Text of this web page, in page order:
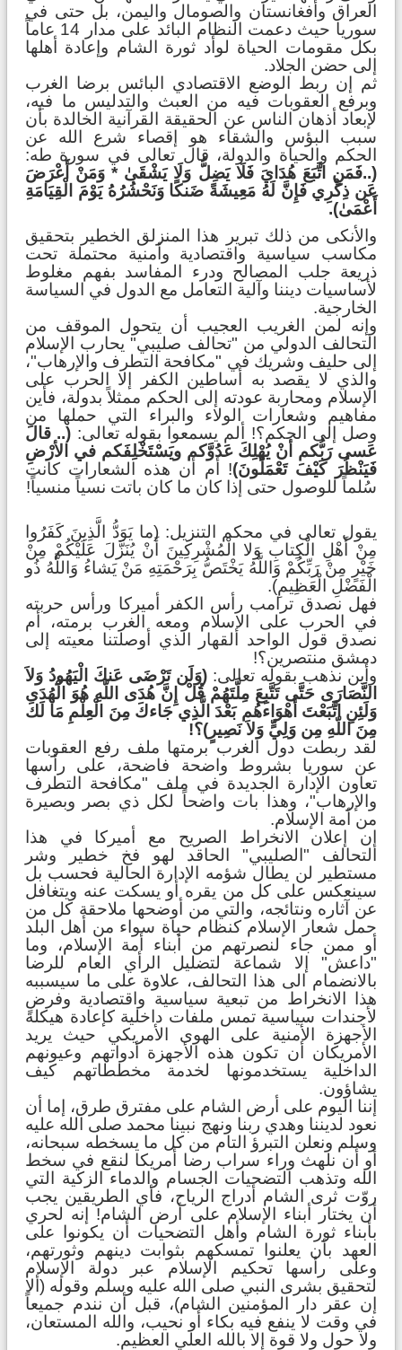
العراق وأفغانستان والصومال واليمن، بل حتى في
سوريا حيث دعمت النظام البائد على مدار 14 عاماً
بكل مقومات الحياة لوأد ثورة الشام وإعادة أهلها
إلى حضن الجلاد.
ثم إن ربط الوضع الاقتصادي البائس برضا الغرب
وبرفع العقوبات فيه من العبث والتدليس ما فيه،
لإبعاد أذهان الناس عن الحقيقة القرآنية الخالدة بأن
سبب البؤس والشقاء هو إقصاء شرع الله عن
الحكم والحياة والدولة، قال تعالى في سورة طه:
(..فَمَنِ اتَّبَعَ هُدَايَ فَلَا يَضِلُّ وَلَا يَشْقَىٰ * وَمَنْ أَعْرَضَ
عَن ذِكْرِي فَإِنَّ لَهُ مَعِيشَةً ضَنكًا وَنَحْشُرُهُ يَوْمَ الْقِيَامَةِ
أَعْمَىٰ).
والأنكى من ذلك تبرير هذا المنزلق الخطير بتحقيق
مكاسب سياسية واقتصادية وأمنية محتملة تحت
ذريعة جلب المصالح ودرء المفاسد بفهم مغلوط
لأساسيات ديننا وآلية التعامل مع الدول في السياسة
الخارجية.
وإنه لمن الغريب العجيب أن يتحول الموقف من
التحالف الدولي من "تحالف صليبي" يحارب الإسلام
إلى حليف وشريك في "مكافحة التطرف والإرهاب"،
والذي لا يقصد به أساطين الكفر إلا الحرب على
الإسلام ومحاربة عودته إلى الحكم ممثلاً بدولة، فأين
مفاهيم وشعارات الولاء والبراء التي حملها من
وصل إلى الحكم؟! ألم يسمعوا بقوله تعالى: (.. قالَ
عَسى رَبُّكم أنْ يُهْلِكَ عَدُوَّكم ويَسْتَخْلِفَكم في الأرْضِ
فَيَنْظُرَ كَيْفَ تَعْمَلُونَ)! أم أن هذه الشعارات كانت
سُلماً للوصول حتى إذا كان ما كان باتت نسياً منسياً!
يقول تعالى في محكم التنزيل: (ما يَوَدُّ الَّذِينَ كَفَرُوا
مِنْ أَهْلِ الْكِتابِ وَلا الْمُشْرِكِينَ أَنْ يُنَزَّلَ عَلَيْكُمْ مِنْ
خَيْرٍ مِنْ رَبِّكُمْ وَاللَّهُ يَخْتَصُّ بِرَحْمَتِهِ مَنْ يَشاءُ وَاللَّهُ ذُو
الْفَضْلِ الْعَظِيمِ).
فهل نصدق ترامب رأس الكفر أميركا ورأس حربته
في الحرب على الإسلام ومعه الغرب برمته، أم
نصدق قول الواحد القهار الذي أوصلتنا معيته إلى
دمشق منتصرين؟!
وأين نذهب بقوله تعالى: (وَلَن تَرْضَى عَنكَ الْيَهُودُ وَلاَ
النَّصَارَى حَتَّى تَتَّبِعَ مِلَّتَهُمْ قُلْ إِنَّ هُدَى اللّهِ هُوَ الْهُدَى
وَلَئِنِ اتَّبَعْتَ أَهْوَاءهُم بَعْدَ الَّذِي جَاءكَ مِنَ الْعِلْمِ مَا لَكَ
مِنَ اللّهِ مِن وَلِيٍّ وَلاَ نَصِيرٍ)؟!
لقد ربطت دول الغرب برمتها ملف رفع العقوبات
عن سوريا بشروط واضحة فاضحة، على رأسها
تعاون الإدارة الجديدة في ملف "مكافحة التطرف
والإرهاب"، وهذا بات واضحاً لكل ذي بصر وبصيرة
من أمة الإسلام.
إن إعلان الانخراط الصريح مع أميركا في هذا
التحالف "الصليبي" الحاقد لهو فخ خطير وشر
مستطير لن يطال شؤمه الإدارة الحالية فحسب بل
سينعكس على كل من يقره أو يسكت عنه ويتغافل
عن آثاره ونتائجه، والتي من أوضحها ملاحقة كل من
حمل شعار الإسلام كنظام حياة سواء من أهل البلد
أو ممن جاء لنصرتهم من أبناء أمة الإسلام، وما
"داعش" إلا شماعة لتضليل الرأي العام للرضا
بالانضمام الى هذا التحالف، علاوة على ما سيسببه
هذا الانخراط من تبعية سياسية واقتصادية وفرضٍ
لأجندات سياسية تمس ملفات داخلية كإعادة هيكلة
الأجهزة الأمنية على الهوى الأمريكي حيث يريد
الأمريكان أن تكون هذه الأجهزة أدواتهم وعيونهم
الداخلية يستخدمونها لخدمة مخططاتهم كيف
يشاؤون.
إننا اليوم على أرض الشام على مفترق طرق، إما أن
نعود لديننا وهدي ربنا ونهج نبينا محمد صلى الله عليه
وسلم ونعلن التبرؤ التام من كل ما يسخطه سبحانه،
أو أن نلهث وراء سراب رضا أمريكا لنقع في سخط
الله وتذهب التضحيات الجسام والدماء الزكية التي
روّت ثرى الشام أدراج الرياح، فأي الطريقين يجب
أن يختار أبناء الإسلام على أرض الشام! إنه لحري
بأبناء ثورة الشام وأهل التضحيات أن يكونوا على
العهد بأن يعلنوا تمسكهم بثوابت دينهم وثورتهم،
وعلى رأسها تحكيم الإسلام عبر دولة الإسلام
لتحقيق بشرى النبي صلى الله عليه وسلم وقوله (ألا
إن عقر دار المؤمنين الشام)، قبل أن نندم جميعاً
في وقت لا ينفع فيه بكاء أو نحيب، والله المستعان،
ولا حول ولا قوة إلا بالله العلي العظيم.